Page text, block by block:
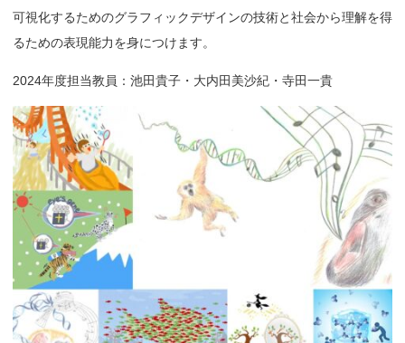
可視化するためのグラフィックデザインの技術と社会から理解を得
るための表現能力を身につけます。
2024年度担当教員：池田貴子・大内田美沙紀・寺田一貴